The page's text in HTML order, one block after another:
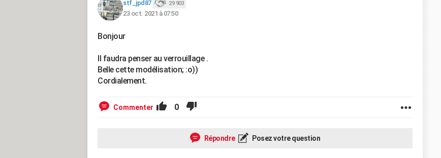
stf_jpd87 29 903
23 oct. 2021 à 07:50
Bonjour
Il faudra penser au verrouillage .
Belle cette modélisation; :o))
Cordialement.
Commenter 0
Répondre Posez votre question